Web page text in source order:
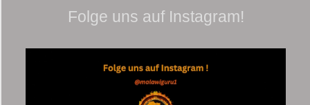
Folge uns auf Instagram!